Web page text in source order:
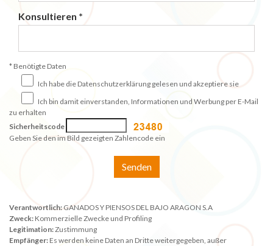
Konsultieren *
* Benötigte Daten
Ich habe die Datenschutzerklärung gelesen und akzeptiere sie
Ich bin damit einverstanden, Informationen und Werbung per E-Mail
zu erhalten
Sicherheitscode
Geben Sie den im Bild gezeigten Zahlencode ein
Senden
Verantwortlich:GANADOS Y PIENSOS DEL BAJO ARAGON S.A
Zweck: Kommerzielle Zwecke und Profiling
Legitimation:Zustimmung
Empfänger: Es werden keine Daten an Dritte weitergegeben, außer